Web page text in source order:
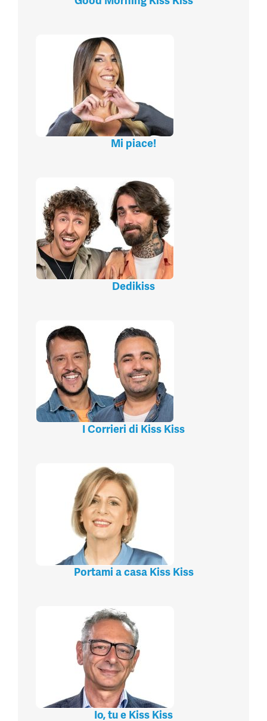
Mi piace!
Dedikiss
I Corrieri di Kiss Kiss
Portami a casa Kiss Kiss
Io, tu e Kiss Kiss